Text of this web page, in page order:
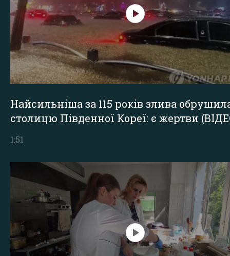
Найсильніша за 115 років злива
столицю Південної Кореї: є жертви
1:51